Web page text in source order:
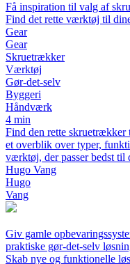
Få inspiration til valg af
Find det rette værktøj til
Gear
Gear
Skruetrækker
Værktøj
Gør-det-selv
Byggeri
Håndværk
4 min
Find den rette skruetrækker
et overblik over typer,
værktøj, der passer bedst til
Hugo Vang
Hugo
Vang
Giv gamle
praktiske gør-det-selv
Skab nye og funktionelle